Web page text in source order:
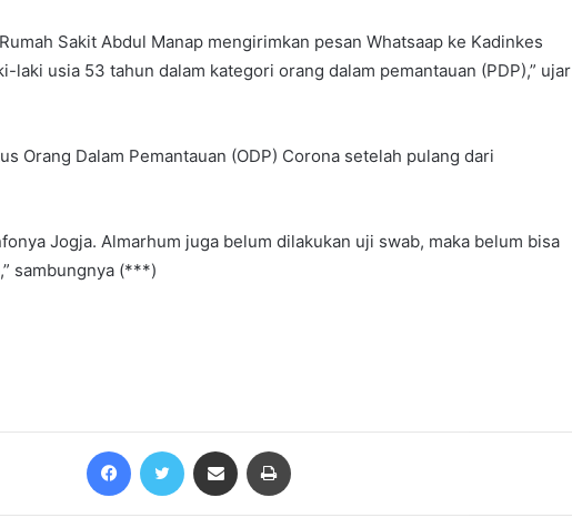
Sakit Abdul Manap mengirimkan pesan Whatsaap ke Kadinkes
laki usia 53 tahun dalam kategori orang dalam pemantauan (PDP),” ujar
Orang Dalam Pemantauan (ODP) Corona setelah pulang dari
Jogja. Almarhum juga belum dilakukan uji swab, maka belum bisa
sambungnya (***)
Staf Ahli Kepala Staf Angkatan
Darat (Kasad), Brigjen TNI Asep Dedi
Sembarangan di Badan Jalan Lintas
Tebo Bungo
Kapolres Tebo Pimpin Peletakan
Batu Pertama Pembangunan